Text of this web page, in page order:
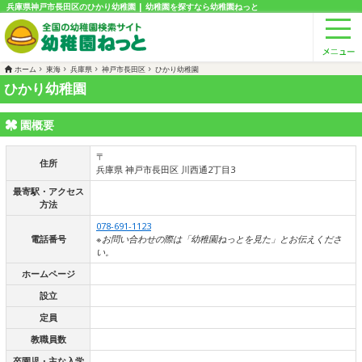
兵庫県神戸市長田区のひかり幼稚園 | 幼稚園を探すなら幼稚園ねっと
ホーム 東海 兵庫県 神戸市長田区 ひかり幼稚園
ひかり幼稚園
園概要
住所
〒
兵庫県 神戸市長田区 川西通2丁目3
最寄駅・アクセス
方法
電話番号
078-691-1123
※お問い合わせの際は「幼稚園ねっとを見た」とお伝えくださ
い。
ホームページ
設立
定員
教職員数